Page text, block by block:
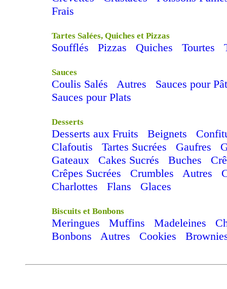
Frais
Tartes Salées, Quiches et Pizzas
Soufflés Pizzas Quiches Tourtes
Sauces
Coulis Salés Autres
Sauces pour
Sauces pour Plats
Desserts
Desserts aux Fruits Beignets
Clafoutis
Tartes Sucrées Gaufres
Gateaux
Cakes Sucrés Buches
Crêpes Sucrées
Crumbles Autres
Charlottes
Flans Glaces
Biscuits et Bonbons
Meringues Muffins Madeleines
Bonbons
Autres Cookies